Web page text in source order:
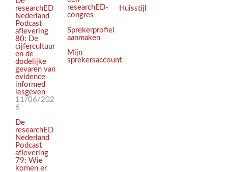
researchED
Nederland
Podcast
aflevering
80: De
cijfercultuur
en de
dodelijke
gevaren van
evidence-
informed
lesgeven
11/06/202
6
De
researchED
Nederland
Podcast
aflevering
79: Wie
komen er
researchED-
congres
Sprekerprofiel
aanmaken
Mijn
sprekersaccount
Huisstijl